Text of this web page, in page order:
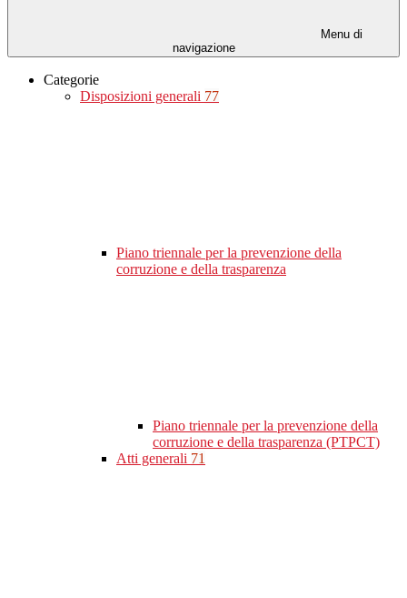
Menu di
navigazione
Categorie
Disposizioni generali 77
Piano triennale per la prevenzione della
corruzione e della trasparenza
Piano triennale per la prevenzione della
corruzione e della trasparenza (PTPCT)
Atti generali 71